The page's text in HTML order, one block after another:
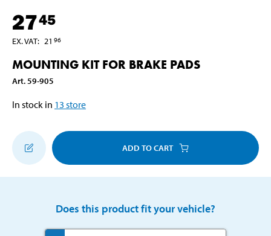
2745
EX. VAT: 21 96
MOUNTING KIT FOR BRAKE PADS
Art. 59-905
In stock in 13 store
ADD TO CART
Does this product fit your vehicle?